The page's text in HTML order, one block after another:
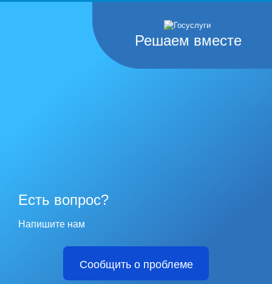
Решаем вместе
Есть вопрос?
Напишите нам
Сообщить о проблеме